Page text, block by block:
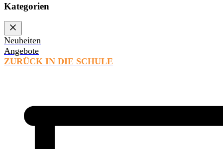
Kategorien
Neuheiten
Angebote
ZURÜCK IN DIE SCHULE